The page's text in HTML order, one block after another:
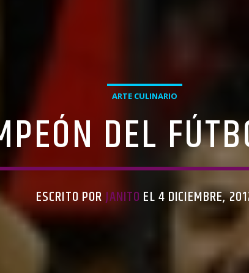
ARTE CULINARIO
DEL
ESCRITO PORJANITO EL 4 DICIEMBRE,